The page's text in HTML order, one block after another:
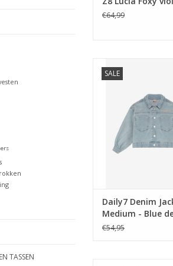
TASSEN
€64,99
SALE
TOEVOEGEN AAN
Daily7 Denim
Medium - Blue
ss26
€54,95